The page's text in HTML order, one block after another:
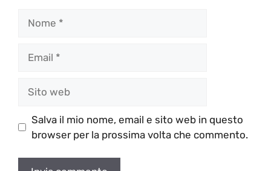
web
Salva il mio nome, email e sito web in questo
browser per la prossima volta che commento.